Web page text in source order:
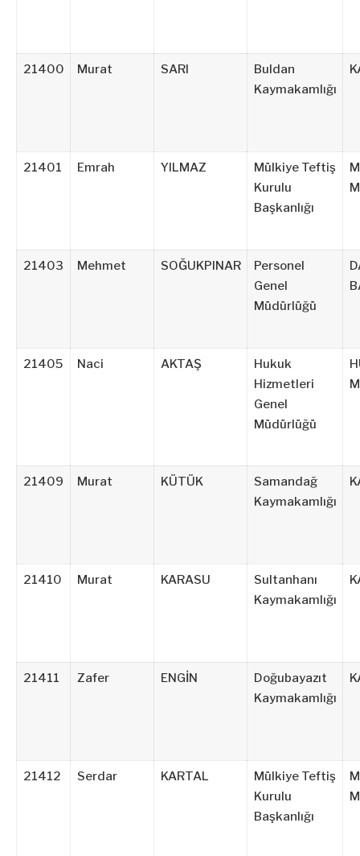
21400 Murat SARI
Buldan
Kaymakamlığı
21401 Emrah YILMAZ
Mülkiye Teftiş
Kurulu
Başkanlığı
21403 Mehmet SOĞUKPINAR
Personel
Genel
Müdürlüğü
21405 Naci AKTAŞ
Hukuk
Hizmetleri
Genel
Müdürlüğü
21409 Murat KÜTÜK
Samandağ
Kaymakamlığı
21410 Murat KARASU
Sultanhanı
Kaymakamlığı
21411 Zafer ENGİN
Doğubayazıt
Kaymakamlığı
21412 Serdar KARTAL
Mülkiye Teftiş
Kurulu
Başkanlığı